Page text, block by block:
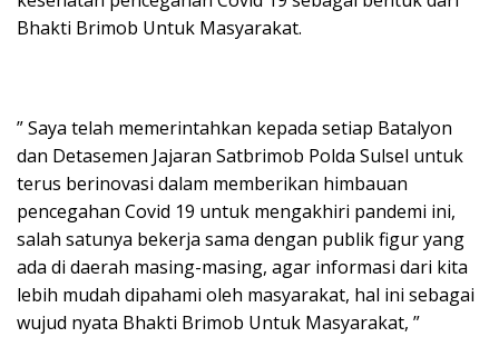
Bhakti Brimob Untuk Masyarakat.
” Saya telah memerintahkan kepada setiap Batalyon
dan Detasemen Jajaran Satbrimob Polda Sulsel untuk
terus berinovasi dalam memberikan himbauan
pencegahan Covid 19 untuk mengakhiri pandemi ini,
salah satunya bekerja sama dengan publik figur yang
ada di daerah masing-masing, agar informasi dari kita
lebih mudah dipahami oleh masyarakat, hal ini sebagai
wujud nyata Bhakti Brimob Untuk Masyarakat, ”